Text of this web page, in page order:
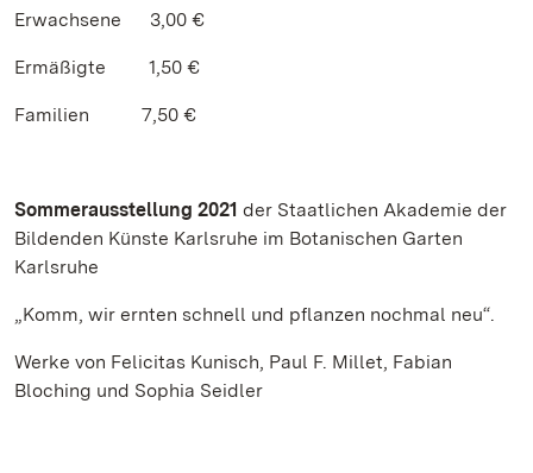
Erwachsene 3,00 €
Ermäßigte 1,50 €
Familien 7,50 €
Sommerausstellung 2021 der Staatlichen Akademie der
Bildenden Künste Karlsruhe im Botanischen Garten
Karlsruhe
„Komm, wir ernten schnell und pflanzen nochmal neu“.
Werke von Felicitas Kunisch, Paul F. Millet, Fabian
Bloching und Sophia Seidler